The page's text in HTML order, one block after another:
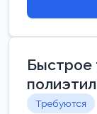
Быстрое
Требуются